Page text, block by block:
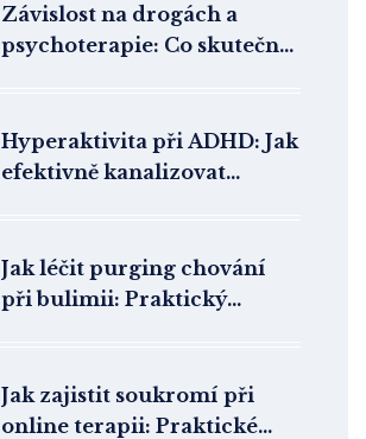
Závislost na drogách a
psychoterapie: Co skutečně
Hyperaktivita při ADHD: Jak
efektivně kanalizovat
Jak léčit purging chování
při bulimii: Praktický
Jak zajistit soukromí při
online terapii: Praktické